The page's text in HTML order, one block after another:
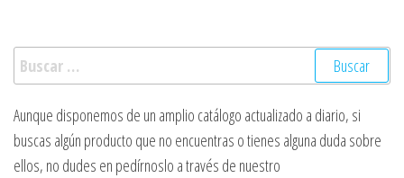
Buscar:
Aunque disponemos de un amplio catálogo actualizado a diario, si
buscas algún producto que no encuentras o tienes alguna duda sobre
ellos, no dudes en pedírnoslo a través de nuestro